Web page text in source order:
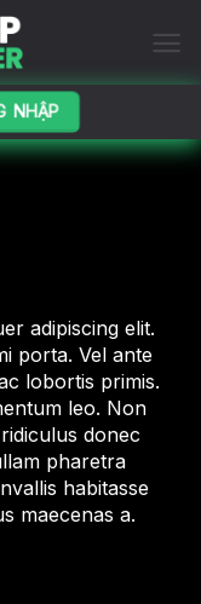
NHẬP
adipiscing elit.
porta. Vel ante
lobortis primis.
leo. Non
donec
pharetra
habitasse
maecenas a.